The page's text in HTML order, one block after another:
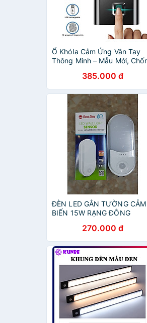
Ổ KhóIa Cảm Ứng Vân Tay
Thông Minh – Mẫu Mới,
Pin, ĐÈN TRANG TRÍ
385.000 đ
ĐÈN LED GẮN TƯỜNG CẢM
BIẾN 15W RẠNG ĐÔNG
270.000 đ